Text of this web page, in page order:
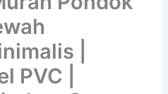
|
PVC |